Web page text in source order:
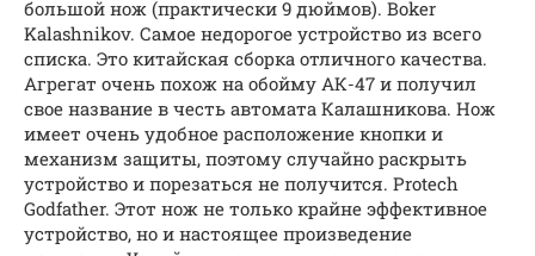
большой нож (практически 9 дюймов). Boker
Kalashnikov. Самое недорогое устройство из всего
списка. Это китайская сборка отличного качества.
Агрегат очень похож на обойму АК-47 и получил
свое название в честь автомата Калашникова. Нож
имеет очень удобное расположение кнопки и
механизм защиты, поэтому случайно раскрыть
устройство и порезаться не получится. Protech
Godfather. Этот нож не только крайне эффективное
устройство, но и настоящее произведение